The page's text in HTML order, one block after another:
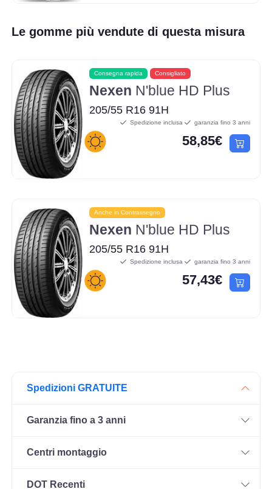
Le gomme più vendute di questa misura
Consegna rapida Consigliato
Nexen N'blue HD Plus
205/55 R16 91H
Spedizione inclusa garanzia fino 3 anni
58,85€
Anche in Contrassegno
Nexen N'blue HD Plus
205/55 R16 91H
Spedizione inclusa garanzia fino 3 anni
57,43€
Spedizioni GRATUITE
Garanzia fino a 3 anni
Centri montaggio
DOT Recenti